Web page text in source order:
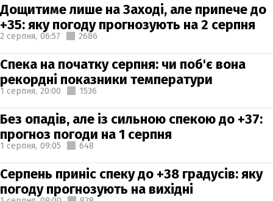
Дощитиме лише на Заході, але припече до
+35: яку погоду прогнозують на 2 серпня
2 серпня, 06:57 2686
Спека на початку серпня: чи поб'є вона
рекордні показники температури
1 серпня, 20:00 1536
Без опадів, але із сильною спекою до +37:
прогноз погоди на 1 серпня
1 серпня, 09:05 648
Серпень приніс спеку до +38 градусів: яку
погоду прогнозують на вихідні